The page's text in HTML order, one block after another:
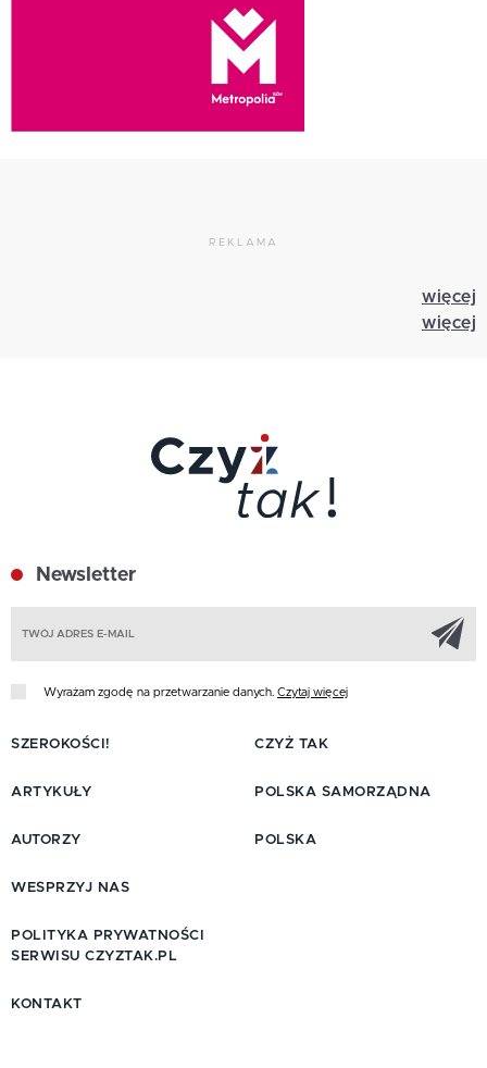
REKLAMA
więcej
więcej
Newsletter
Wyrażam zgodę na przetwarzanie danych. Czytaj więcej
SZEROKOŚCI!
ARTYKUŁY
AUTORZY
CZYŻ TAK
POLSKA SAMORZĄDNA
POLSKA
WESPRZYJ NAS
POLITYKA PRYWATNOŚCI
SERWISU CZYZTAK.PL
KONTAKT